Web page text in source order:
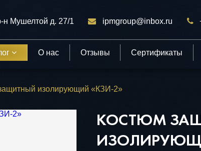
н Мушелтой д. 27/1 ipmgroup@inbox.ru
О нас Отзывы Сертификаты
изолирующий «КЗИ-2»
КОСТЮМ